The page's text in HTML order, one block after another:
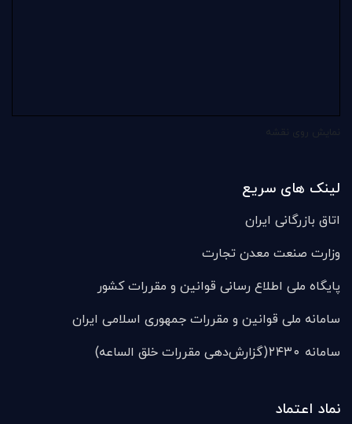
لینک های سریع
اتاق بازرگانی ایران
وزارت صنعت معدن تجارت
پایگاه ملی اطلاع رسانی قوانین و مقررات کشور
سامانه ملی قوانين و مقررات جمهوری اسلامی ایران
سامانه ۲۴۳۰(گزارش‌دهی مقررات خلق الساعه)
نماد اعتماد